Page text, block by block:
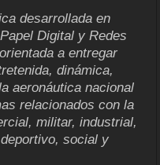
desarrollada en
Digital y Redes
a entregar
dinámica,
aeronáutica nacional
relacionados con la
militar, industrial,
social y